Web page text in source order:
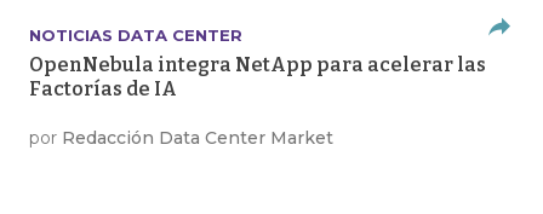
NOTICIAS DATA CENTER
OpenNebula integra NetApp para acelerar las
Factorías de IA
por Redacción Data Center Market